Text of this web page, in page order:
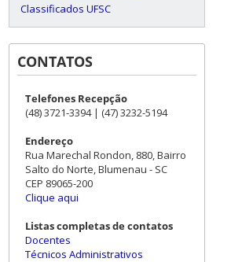
Classificados UFSC
CONTATOS
Telefones Recepção
(48) 3721-3394 | (47) 3232-5194
Endereço
Rua Marechal Rondon, 880, Bairro
Salto do Norte, Blumenau - SC
CEP 89065-200
Clique aqui
Listas completas de contatos
Docentes
Técnicos Administrativos